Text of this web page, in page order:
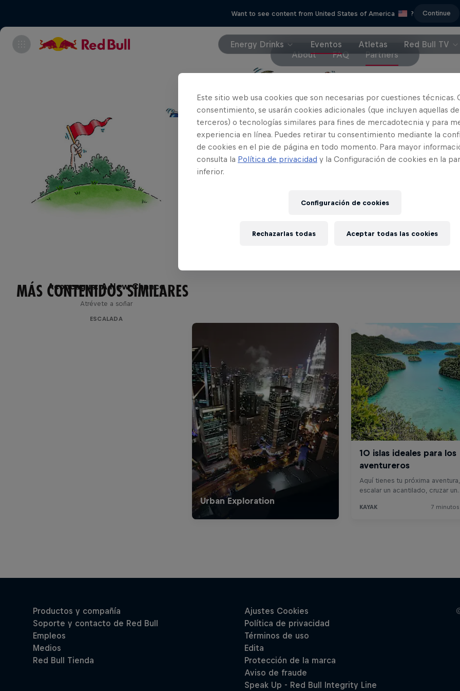
Want to see content from United States of America ? Continue
Energy Drinks Eventos Atletas
Red Bull TV
About
FAQ Partners
MÁS CONTENIDOS SIMILARES
Aconcagua: A New Chance
Atrévete a soñar
ESCALADA
Este sitio web usa cookies que son necesarias por cuestiones técnicas.
consentimiento, se usarán cookies adicionales (que incluyen aquellas de
terceros) o tecnologías similares para fines de mercadotecnia y para
experiencia en línea. Puedes retirar tu consentimiento mediante la
de cookies en el pie de página en todo momento. Para mayor
consulta la Política de privacidad y la Configuración de cookies en la
inferior.
Configuración de cookies
Rechazarlas todas Aceptar todas las cookies